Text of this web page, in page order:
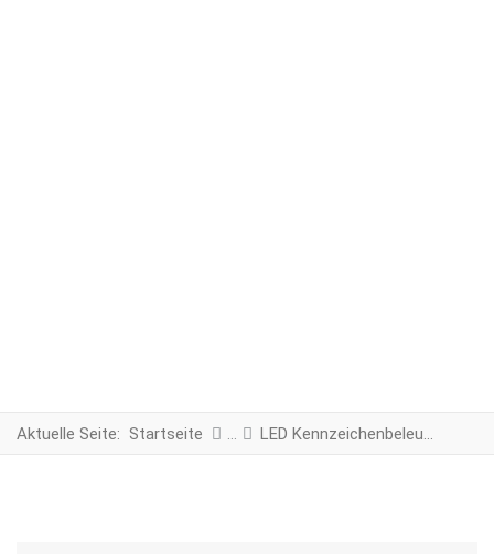
Aktuelle Seite: Startseite LED Kennzeichenbeleuchtung Komplettset